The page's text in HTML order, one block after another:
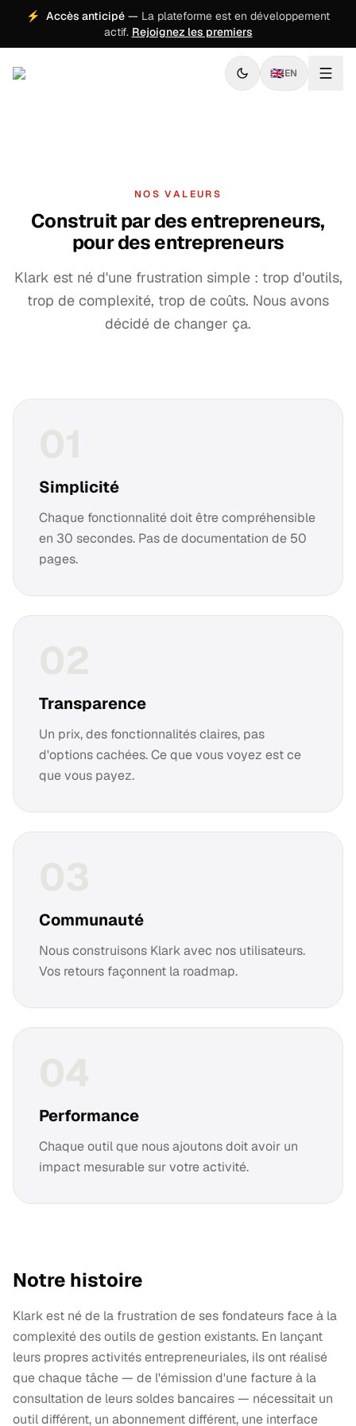
⚡ Accès anticipé — La plateforme est en développement
actif. Rejoignez les premiers
🇬🇧EN
NOS VALEURS
Construit par des entrepreneurs,
pour des entrepreneurs
Klark est né d'une frustration simple : trop d'outils,
trop de complexité, trop de coûts. Nous avons
décidé de changer ça.
Simplicité
Chaque fonctionnalité doit être compréhensible
en 30 secondes. Pas de documentation de 50
pages.
Transparence
Un prix, des fonctionnalités claires, pas
d'options cachées. Ce que vous voyez est ce
que vous payez.
Communauté
Nous construisons Klark avec nos utilisateurs.
Vos retours façonnent la roadmap.
Performance
Chaque outil que nous ajoutons doit avoir un
impact mesurable sur votre activité.
Notre histoire
Klark est né de la frustration de ses fondateurs face à la
complexité des outils de gestion existants. En lançant
leurs propres activités entrepreneuriales, ils ont réalisé
que chaque tâche — de l'émission d'une facture à la
consultation de leurs soldes bancaires — nécessitait un
outil différent, un abonnement différent, une interface